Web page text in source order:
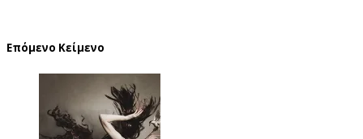
Επόμενο Κείμενο